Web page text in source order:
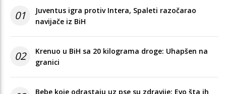
01
Juventus igra protiv Intera, Spaleti razočarao
navijače iz BiH
02
Krenuo u BiH sa 20 kilograma droge: Uhapšen na
granici
Bebe koje odrastaju uz pse su zdravije: Evo šta ih